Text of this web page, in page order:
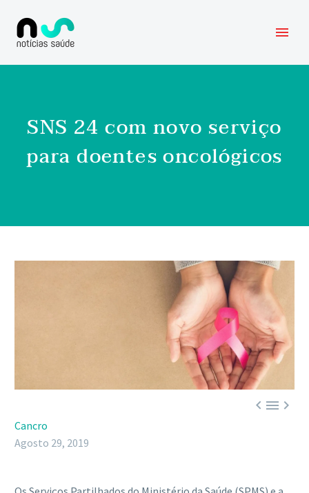
SNS 24 com novo serviço
para doentes oncológicos

Cancro
Agosto 29, 2019